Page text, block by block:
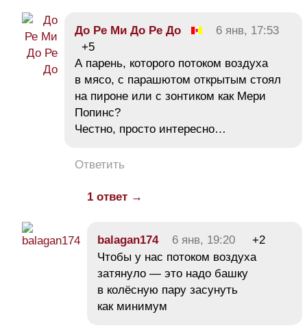
До Ре Ми До Ре До
6 янв, 17:53
+5
А парень, которого потоком воздуха
в мясо, с парашютом открытым стоял
на пироне или с зонтиком как Мери
Попинс?
Честно, просто интересно…
Ответить
1 ответ →
balagan174 6 янв, 19:20
+2
Чтобы у нас потоком воздуха
затянуло — это надо башку
в колёсную пару засунуть
как минимум